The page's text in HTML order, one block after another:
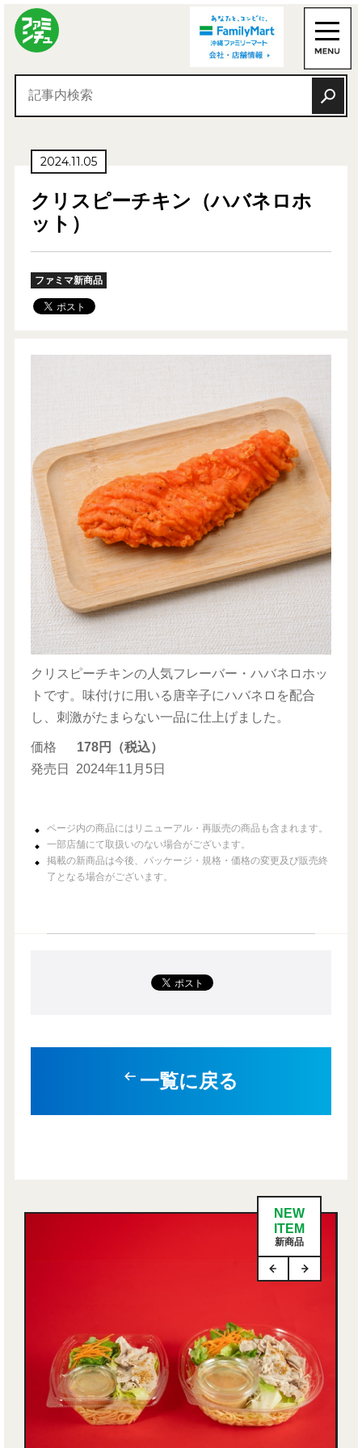
2024.11.05
クリスピーチキン（ハバネロホ
ット）
ファミマ新商品
クリスピーチキンの人気フレーバー・ハバネロホッ
トです。味付けに用いる唐辛子にハバネロを配合
し、刺激がたまらない一品に仕上げました。
価格
178円（税込）
発売日
2024年11月5日
ページ内の商品にはリニューアル・再販売の商品も含まれます。
一部店舗にて取扱いのない場合がございます。
掲載の新商品は今後、パッケージ・規格・価格の変更及び販売終
了となる場合がございます。
一覧に戻る
NEW
ITEM
新商品